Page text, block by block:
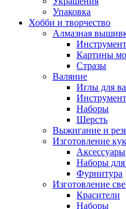
Упаковка
Хобби и творчество
Алмазная
Картины
Стразы
Валяние
Иглы для
Наборы
Шерсть
Выжигание и
Изготовление
Аксессуары
Наборы
Фурнитура
Изготовление
Красители
Наборы